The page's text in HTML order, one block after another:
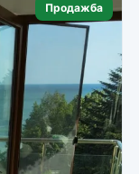
Продажба